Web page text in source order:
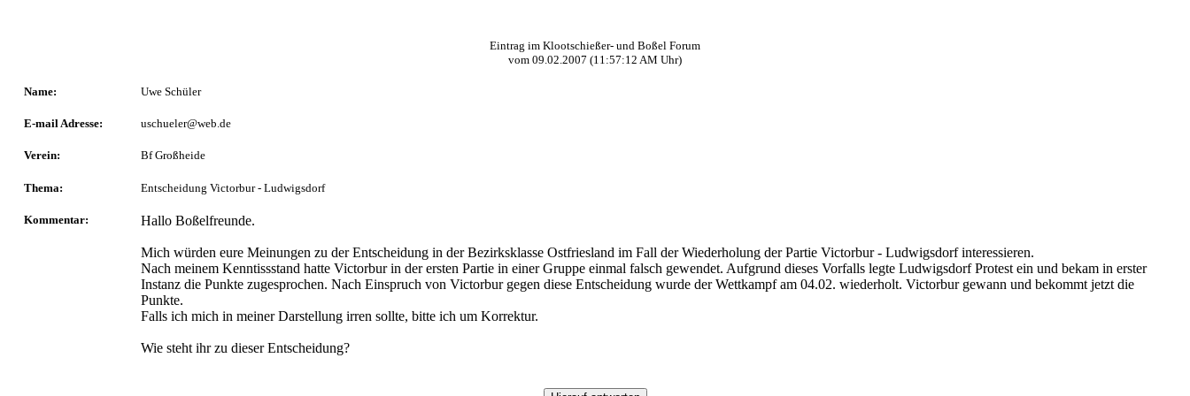
Eintrag im Klootschießer- und Boßel Forum
vom 09.02.2007 (11:57:12 AM Uhr)
Name: Uwe Schüler
E-mail Adresse: uschueler@web.de
Verein: Bf Großheide
Thema: Entscheidung Victorbur - Ludwigsdorf
Kommentar: Hallo Boßelfreunde.
Mich würden eure Meinungen zu der Entscheidung in der Bezirksklasse Ostfriesland im Fall der Wiederholung der Partie Victorbur - Ludwigsdorf interessieren.
Nach meinem Kenntissstand hatte Victorbur in der ersten Partie in einer Gruppe einmal falsch gewendet. Aufgrund dieses Vorfalls legte Ludwigsdorf Protest ein und bekam in erster
Instanz die Punkte zugesprochen. Nach Einspruch von Victorbur gegen diese Entscheidung wurde der Wettkampf am 04.02. wiederholt. Victorbur gewann und bekommt jetzt die
Punkte.
Falls ich mich in meiner Darstellung irren sollte, bitte ich um Korrektur.
Wie steht ihr zu dieser Entscheidung?